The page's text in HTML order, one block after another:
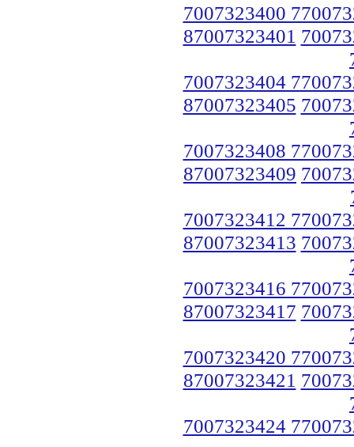
7007323400
87007323401
7007323404
87007323405
7007323408
87007323409
7007323412
87007323413
7007323416
87007323417
7007323420
87007323421
7007323424